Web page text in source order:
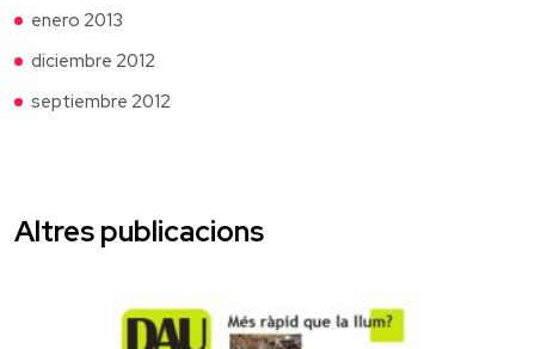
enero 2013
diciembre 2012
septiembre 2012
Altres publicacions